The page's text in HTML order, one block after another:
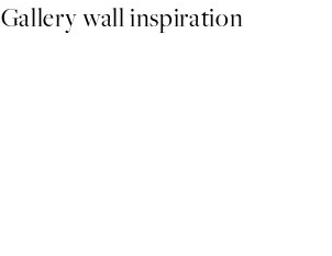
Gallery wall inspiration